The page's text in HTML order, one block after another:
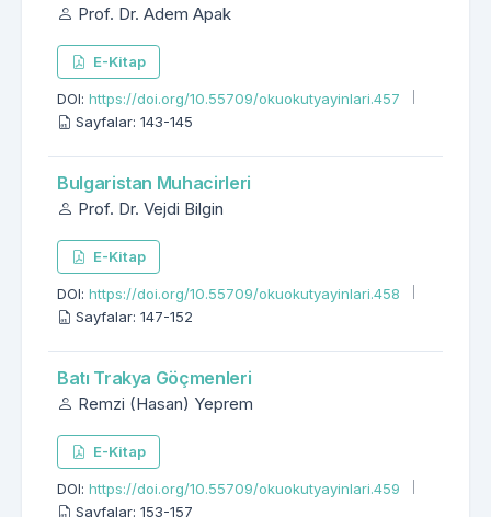
Prof. Dr. Adem Apak
E-Kitap
DOI: https://doi.org/10.55709/okuokutyayinlari.457
Sayfalar: 143-145
Bulgaristan Muhacirleri
Prof. Dr. Vejdi Bilgin
E-Kitap
DOI: https://doi.org/10.55709/okuokutyayinlari.458
Sayfalar: 147-152
Batı Trakya Göçmenleri
Remzi (Hasan) Yeprem
E-Kitap
DOI: https://doi.org/10.55709/okuokutyayinlari.459
Sayfalar: 153-157